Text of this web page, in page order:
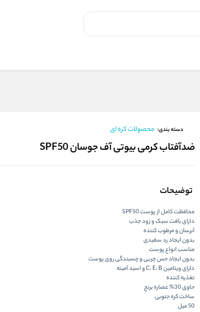
دسته بندی: محصولات کره ای
ضدآفتاب کرمی بیوتی آف جوسان SPF50
توضیحات
محافظت کامل از پوست SPF50
دارای بافت سبک و زود جذب
آبرسان و مرطوب کننده
بدون ایجاد رد سفیدی
مناسب انواع پوست
بدون ایجاد حس چربی و چسبندگی روی پوست
دارای ویتامین C، E، B و اسید آمینه
تغذیه کننده
حاوی 30% عصاره برنج
ساخت کره جنوبی
50 میل